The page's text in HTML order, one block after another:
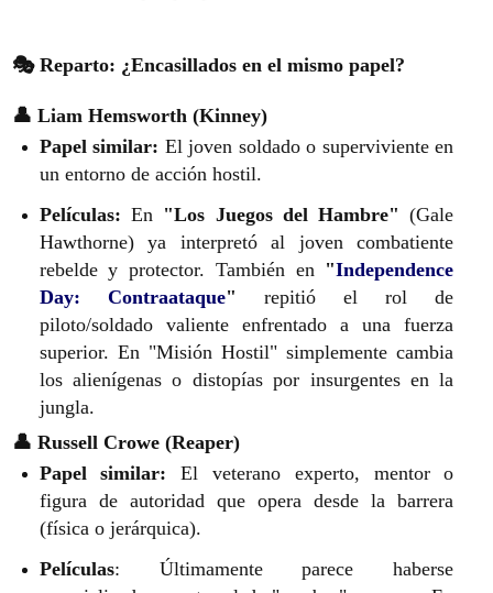
🎭 Reparto: ¿Encasillados en el mismo papel?
👤 Liam Hemsworth (Kinney)
Papel similar: El joven soldado o superviviente en
un entorno de acción hostil.
Películas: En "Los Juegos del Hambre" (Gale
Hawthorne) ya interpretó al joven combatiente
rebelde y protector. También en "Independence
Day: Contraataque" repitió el rol de
piloto/soldado valiente enfrentado a una fuerza
superior. En "Misión Hostil" simplemente cambia
los alienígenas o distopías por insurgentes en la
jungla.
👤 Russell Crowe (Reaper)
Papel similar: El veterano experto, mentor o
figura de autoridad que opera desde la barrera
(física o jerárquica).
Películas: Últimamente parece haberse